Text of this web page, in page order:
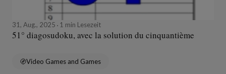
31, Aug., 2025 1 min Lesezeit
51° diagosudoku, avec la solution du cinquantième
Video Games and Games